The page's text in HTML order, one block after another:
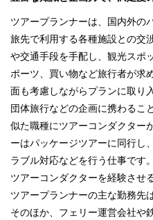
ツアープランナーは、国内外の
旅先で利用する各種施設との交
や交通手段を手配し、観光スポ
ポーツ、買い物など旅行者が求
面も考慮しながらプランに取り
団体旅行などの企画に携わるこ
似た職種にツアーコンダクター
ーはパッケージツアーに同行し
ラブル対応などを行う仕事です
ツアーコンダクターを経験させ
ツアープランナーの主な勤務先
そのほか、フェリー運営会社や